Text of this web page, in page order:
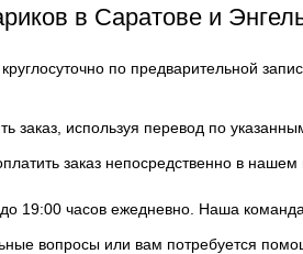
в Саратове и
круглосуточно по предварительной
заказ, используя перевод по
заказ непосредственно в нашем
19:00 часов ежедневно. Наша
вопросы или вам потребуется